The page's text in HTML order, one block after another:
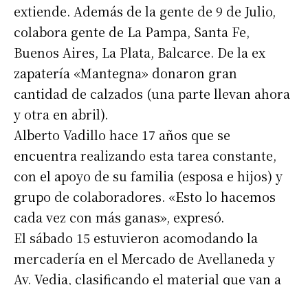
extiende. Además de la gente de 9 de Julio,
colabora gente de La Pampa, Santa Fe,
Buenos Aires, La Plata, Balcarce. De la ex
zapatería «Mantegna» donaron gran
cantidad de calzados (una parte llevan ahora
y otra en abril).
Alberto Vadillo hace 17 años que se
encuentra realizando esta tarea constante,
con el apoyo de su familia (esposa e hijos) y
grupo de colaboradores. «Esto lo hacemos
cada vez con más ganas», expresó.
El sábado 15 estuvieron acomodando la
mercadería en el Mercado de Avellaneda y
Av. Vedia, clasificando el material que van a